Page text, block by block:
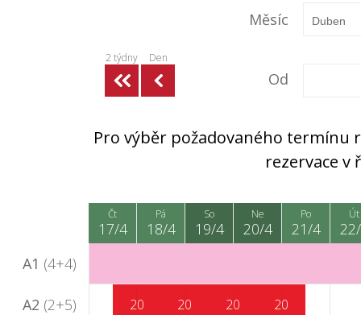
Měsíc
2 týdny Den
Od
Pro výběr požadovaného termínu
rezervace
A1 (4+4)
A2 (2+5)
Čt
17/4
Pá
18/4
So
19/4
Ne
20/4
Po
21/4
Út
20 20 20 20